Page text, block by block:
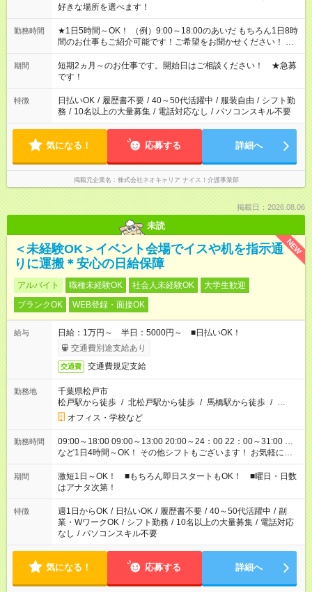
好きな場所を選べます！
勤務時間
★1日5時間～OK！ （例）9:00～18:00のあいだ もちろん1日8時
間のお仕事もご紹介可能です！ご希望をお聞かせください！ ★
家庭の都合でお休みが必要な場合も遠慮なくご相談ください。
※週最低15時間以上の勤務が必要です
期間
短期2ヵ月～のお仕事です。開始日はご相談ください！ ★急募
です！
特徴 日払いOK / 履歴書不要 / 40～50代活躍中 / 服装自由 / シフト勤
務 / 10名以上の大量募集 / 電話対応なし / パソコンスキル不要
気になる！ 応募する 詳細へ
掲載元企業名 株式会社ネオキャリア ナイス！介護事業部
掲載日：2026.08.06
未読
NEW
＜未経験OK＞イベント会場でイスや机を指示通
りに運搬＊安心の日給保障
アルバイト 職種未経験OK 社会人未経験OK
大学生歓迎
ブランクOK
WEB登録・面接OK
給与
日給：1万円～ 半日：5000円～ ■日払いOK！
交通費別途支給あり
交通費 交通費規定支給
勤務地
千葉県松戸市
松戸駅から徒歩 / 北松戸駅から徒歩 / 馬橋駅から徒歩 / …
オフィス・学校など
勤務時間
09:00～18:00 09:00～13:00 20:00～24：00 22：00～31:00 …
など1日4時間～OK！ その他シフトもございます！ お気軽にご
相談ください！
期間
激短1日～OK！ ■もちろん即日スタートもOK！ ■曜日・日数
はアナタ次第！
特徴 週1日からOK / 日払いOK / 履歴書不要 / 40～50代活躍中 / 副
業・WワークOK / シフト勤務 / 10名以上の大量募集 / 電話対応
なし / パソコンスキル不要
気になる！ 応募する 詳細へ